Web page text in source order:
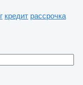
кредит рассрочка